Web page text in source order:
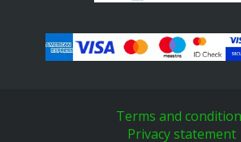
Terms and
Privacy statement